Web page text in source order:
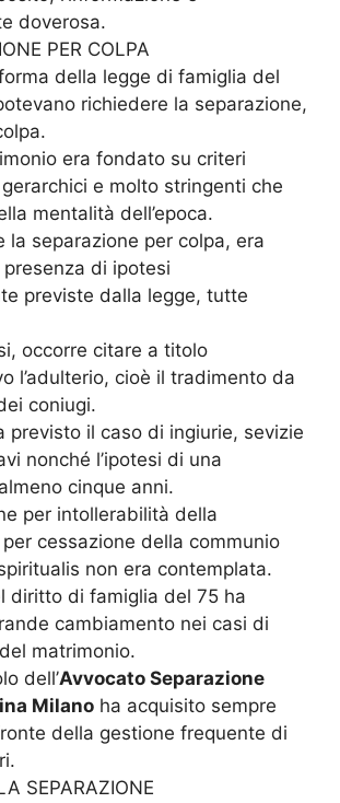
doverosa.
PER COLPA
della legge di famiglia del
richiedere la separazione,
era fondato su criteri
e molto stringenti che
mentalità dell’epoca.
la separazione per colpa, era
di ipotesi
previste dalla legge, tutte
occorre citare a titolo
l’adulterio, cioè il tradimento da
coniugi.
previsto il caso di ingiurie, sevizie
nonché l’ipotesi di una
cinque anni.
per intollerabilità della
cessazione della communio
non era contemplata.
diritto di famiglia del 75 ha
cambiamento nei casi di
matrimonio.
dell’Avvocato Separazione
Milano ha acquisito sempre
della gestione frequente di
SEPARAZIONE